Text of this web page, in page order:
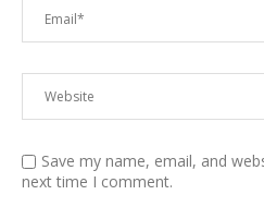
Save my name, email, and
next time I comment.